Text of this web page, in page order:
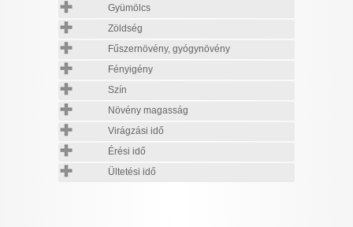
Gyümölcs
Zöldség
Fűszernövény, gyógynövény
Fényigény
Szín
Növény magasság
Virágzási idő
Érési idő
Ültetési idő